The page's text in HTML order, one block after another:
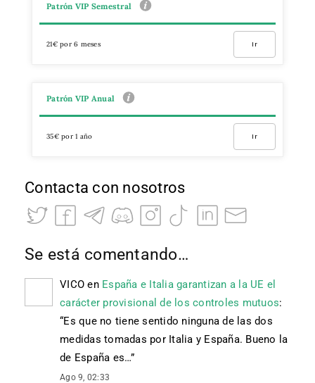
Patrón VIP Semestral
21€ por 6 meses Ir
Patrón VIP Anual
35€ por 1 año Ir
Contacta con nosotros
Se está comentando…
VICO en España e Italia garantizan a la UE el
carácter provisional de los controles mutuos:
“Es que no tiene sentido ninguna de las dos
medidas tomadas por Italia y España. Bueno la
de España es…”
Ago 9, 02:33